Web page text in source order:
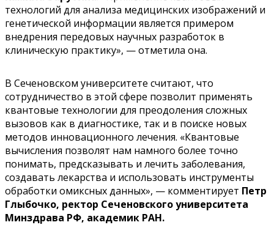
технологий для анализа медицинских изображений и
генетической информации является примером
внедрения передовых научных разработок в
клиническую практику», — отметила она.
В Сеченовском университете считают, что
сотрудничество в этой сфере позволит применять
квантовые технологии для преодоления сложных
вызовов как в диагностике, так и в поиске новых
методов инновационного лечения. «Квантовые
вычисления позволят нам намного более точно
понимать, предсказывать и лечить заболевания,
создавать лекарства и использовать инструменты
обработки омиксных данных», — комментирует Петр
Глыбочко, ректор Сеченовского университета
Минздрава РФ, академик РАН.